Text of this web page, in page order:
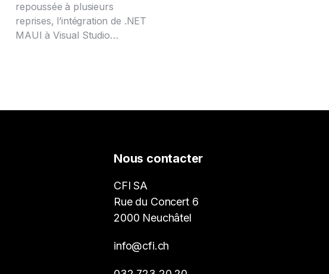
repoussée à plusieurs
reprises, l’intégration de .NET
MAUI à Visual Studio…
Nous contacter
CFI SA
Rue du Concert 6
2000 Neuchâtel
info@cfi.ch